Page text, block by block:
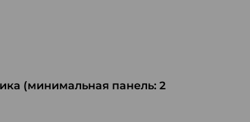
(минимальная панель: 2